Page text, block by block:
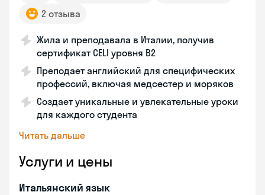
2 отзыва
Жила и преподавала в Италии, получив
сертификат CELI уровня В2
Преподает английский для специфических
профессий, включая медсестер и моряков
Создает уникальные и увлекательные уроки
для каждого студента
Читать дальше
Услуги и цены
Итальянский язык